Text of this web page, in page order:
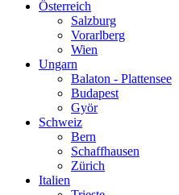
Österreich
Salzburg
Vorarlberg
Wien
Ungarn
Balaton - Plattensee
Budapest
Györ
Schweiz
Bern
Schaffhausen
Zürich
Italien